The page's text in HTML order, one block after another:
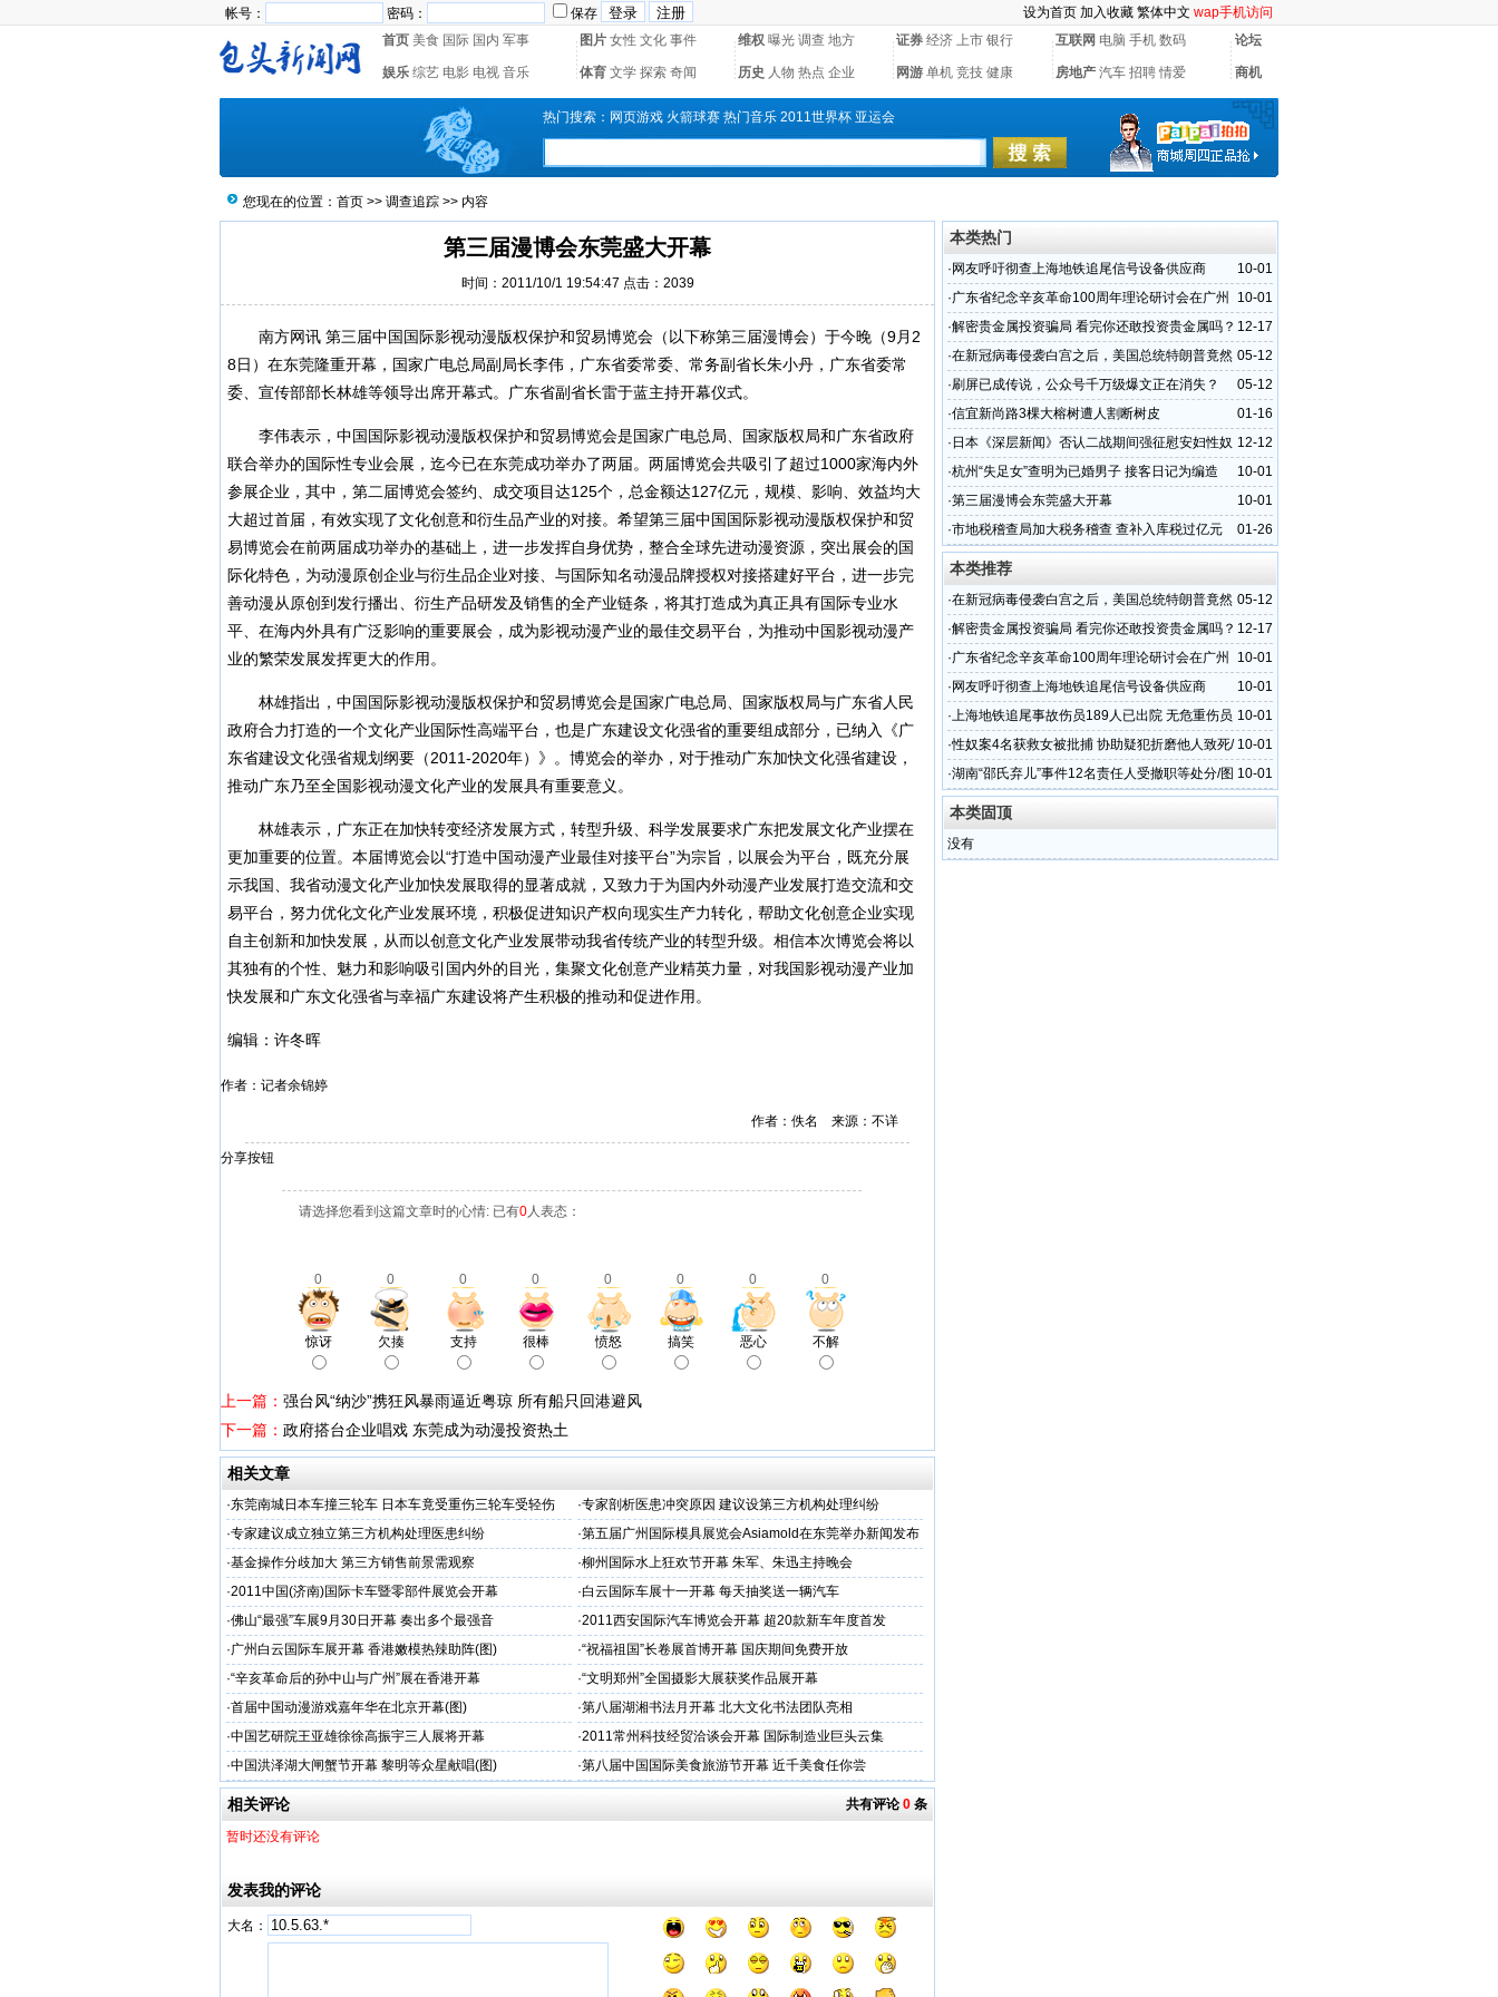
帐号： 密码： 保存 设为首页 加入收藏 繁体中文 wap手机访问
首页 美食 国际 国内 军事 图片 女性 文化 事件 维权 曝光 调查 地方 证券 经济 上市 银行 互联网 电脑 手机 数码 论坛
娱乐 综艺 电影 电视 音乐 体育 文学 探索 奇闻 历史 人物 热点 企业 网游 单机 竞技 健康 房地产 汽车 招聘 情爱 商机
热门搜索： 网页游戏 火箭球赛 热门音乐 2011世界杯 亚运会
您现在的位置： 首页 >> 调查追踪 >> 内容
第三届漫博会东莞盛大开幕
时间：2011/10/1 19:54:47 点击：2039
南方网讯 第三届中国国际影视动漫版权保护和贸易博览会（以下称第三届漫博会）于今晚（9月2
8日）在东莞隆重开幕，国家广电总局副局长李伟，广东省委常委、常务副省长朱小丹，广东省委常
委、宣传部部长林雄等领导出席开幕式。广东省副省长雷于蓝主持开幕仪式。
李伟表示，中国国际影视动漫版权保护和贸易博览会是国家广电总局、国家版权局和广东省政府
联合举办的国际性专业会展，迄今已在东莞成功举办了两届。两届博览会共吸引了超过1000家海内外
参展企业，其中，第二届博览会签约、成交项目达125个，总金额达127亿元，规模、影响、效益均大
大超过首届，有效实现了文化创意和衍生品产业的对接。希望第三届中国国际影视动漫版权保护和贸
易博览会在前两届成功举办的基础上，进一步发挥自身优势，整合全球先进动漫资源，突出展会的国
际化特色，为动漫原创企业与衍生品企业对接、与国际知名动漫品牌授权对接搭建好平台，进一步完
善动漫从原创到发行播出、衍生产品研发及销售的全产业链条，将其打造成为真正具有国际专业水
平、在海内外具有广泛影响的重要展会，成为影视动漫产业的最佳交易平台，为推动中国影视动漫产
业的繁荣发展发挥更大的作用。
林雄指出，中国国际影视动漫版权保护和贸易博览会是国家广电总局、国家版权局与广东省人民
政府合力打造的一个文化产业国际性高端平台，也是广东建设文化强省的重要组成部分，已纳入《广
东省建设文化强省规划纲要（2011-2020年）》。博览会的举办，对于推动广东加快文化强省建设，
推动广东乃至全国影视动漫文化产业的发展具有重要意义。
林雄表示，广东正在加快转变经济发展方式，转型升级、科学发展要求广东把发展文化产业摆在
更加重要的位置。本届博览会以“打造中国动漫产业最佳对接平台”为宗旨，以展会为平台，既充分展
示我国、我省动漫文化产业加快发展取得的显著成就，又致力于为国内外动漫产业发展打造交流和交
易平台，努力优化文化产业发展环境，积极促进知识产权向现实生产力转化，帮助文化创意企业实现
自主创新和加快发展，从而以创意文化产业发展带动我省传统产业的转型升级。相信本次博览会将以
其独有的个性、魅力和影响吸引国内外的目光，集聚文化创意产业精英力量，对我国影视动漫产业加
快发展和广东文化强省与幸福广东建设将产生积极的推动和促进作用。
编辑：许冬晖
作者：记者余锦婷
作者：佚名 来源：不详
分享按钮
请选择您看到这篇文章时的心情: 已有0人表态：
0 0 0 0 0 0 0 0
惊讶 欠揍 支持 很棒 愤怒 搞笑 恶心 不解
上一篇： 强台风“纳沙”携狂风暴雨逼近粤琼 所有船只回港避风
下一篇： 政府搭台企业唱戏 东莞成为动漫投资热土
相关文章
·东莞南城日本车撞三轮车 日本车竟受重伤三轮车受轻伤 ·专家剖析医患冲突原因 建议设第三方机构处理纠纷
·专家建议成立独立第三方机构处理医患纠纷 ·第五届广州国际模具展览会Asiamold在东莞举办新闻发布
会
·基金操作分歧加大 第三方销售前景需观察 ·柳州国际水上狂欢节开幕 朱军、朱迅主持晚会
·2011中国(济南)国际卡车暨零部件展览会开幕 ·白云国际车展十一开幕 每天抽奖送一辆汽车
·佛山“最强”车展9月30日开幕 奏出多个最强音 ·2011西安国际汽车博览会开幕 超20款新车年度首发
·广州白云国际车展开幕 香港嫩模热辣助阵(图) ·“祝福祖国”长卷展首博开幕 国庆期间免费开放
·“辛亥革命后的孙中山与广州”展在香港开幕 ·“文明郑州”全国摄影大展获奖作品展开幕
·首届中国动漫游戏嘉年华在北京开幕(图) ·第八届湖湘书法月开幕 北大文化书法团队亮相
·中国艺研院王亚雄徐徐高振宇三人展将开幕 ·2011常州科技经贸洽谈会开幕 国际制造业巨头云集
·中国洪泽湖大闸蟹节开幕 黎明等众星献唱(图) ·第八届中国国际美食旅游节开幕 近千美食任你尝
共有评论0 条
相关评论
暂时还没有评论
发表我的评论
大名：
本类热门
10-01
· 网友呼吁彻查上海地铁追尾信号设备供应商
10-01
·广东省纪念辛亥革命100周年理论研讨会在广州
召开
12-17
·解密贵金属投资骗局 看完你还敢投资贵金属吗？
05-12
·在新冠病毒侵袭白宫之后，美国总统特朗普竟然
心生“悔意”
05-12
·刷屏已成传说，公众号千万级爆文正在消失？
01-16
·信宜新尚路3棵大榕树遭人割断树皮
12-12
· 日本《深层新闻》否认二战期间强征慰安妇性奴
历史
10-01
·杭州“失足女”查明为已婚男子 接客日记为编造
10-01
·第三届漫博会东莞盛大开幕
01-26
·市地税稽查局加大税务稽查 查补入库税过亿元
本类推荐
05-12
·在新冠病毒侵袭白宫之后，美国总统特朗普竟然
心生“悔意”
12-17
·解密贵金属投资骗局 看完你还敢投资贵金属吗？
10-01
·广东省纪念辛亥革命100周年理论研讨会在广州
召开
10-01
· 网友呼吁彻查上海地铁追尾信号设备供应商
10-01
·上海地铁追尾事故伤员189人已出院 无危重伤员
10-01
·性奴案4名获救女被批捕 协助疑犯折磨他人致死/
图
10-01
·湖南“邵氏弃儿”事件12名责任人受撤职等处分/图
本类固顶
没有